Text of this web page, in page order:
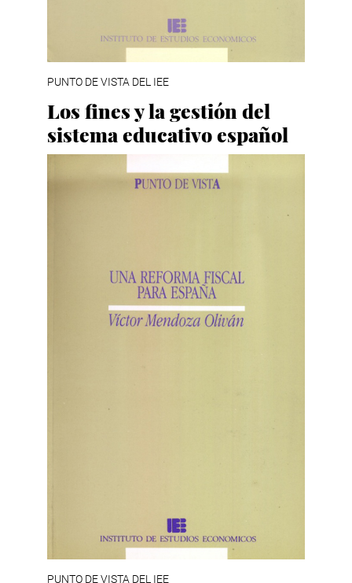
PUNTO DE VISTA DEL IEE
Los fines y la gestión del
sistema educativo español
PUNTO DE VISTA DEL IEE